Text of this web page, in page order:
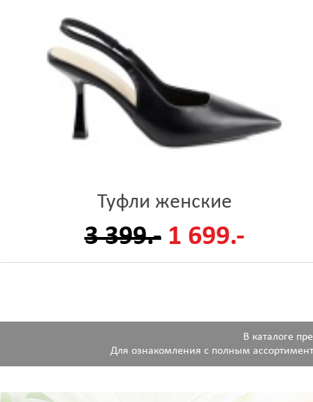
Туфли женские
3 399.- 1 699.-
В каталоге
Для ознакомления с полным